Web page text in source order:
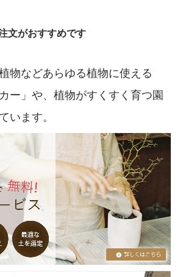
文がおすすめです
物などあらゆる植物に使える
ー」や、植物がすくすく育つ園
います。